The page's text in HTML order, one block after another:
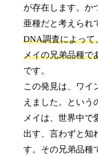
が存在します。か
亜種だと考えられ
DNA調査によって
メイの兄弟品種で
です。
この発見は、ワイ
えました。という
メイは、世界中で
出す、言わずと知
す。その兄弟品種